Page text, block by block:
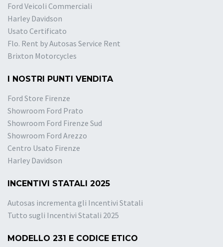
Ford Veicoli Commerciali
Harley Davidson
Usato Certificato
Flo. Rent by Autosas Service Rent
Brixton Motorcycles
I NOSTRI PUNTI VENDITA
Ford Store Firenze
Showroom Ford Prato
Showroom Ford Firenze Sud
Showroom Ford Arezzo
Centro Usato Firenze
Harley Davidson
INCENTIVI STATALI 2025
Autosas incrementa gli Incentivi Statali
Tutto sugli Incentivi Statali 2025
MODELLO 231 E CODICE ETICO